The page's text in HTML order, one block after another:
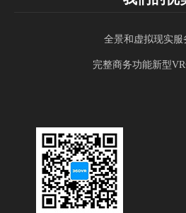
全景和虚拟现实服
完整商务功能新型